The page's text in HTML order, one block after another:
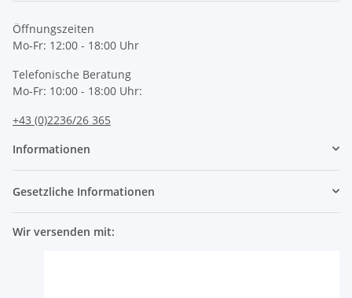
Öffnungszeiten
Mo-Fr: 12:00 - 18:00 Uhr
Telefonische Beratung
Mo-Fr: 10:00 - 18:00 Uhr:
+43 (0)2236/26 365
Informationen
Gesetzliche Informationen
Wir versenden mit: